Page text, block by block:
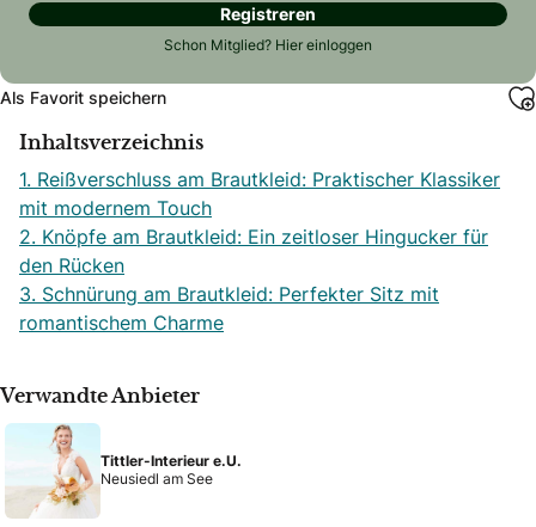
Registreren
Schon Mitglied? Hier einloggen
Als Favorit speichern
Inhaltsverzeichnis
1. Reißverschluss am Brautkleid: Praktischer Klassiker
mit modernem Touch
2. Knöpfe am Brautkleid: Ein zeitloser Hingucker für
den Rücken
3. Schnürung am Brautkleid: Perfekter Sitz mit
romantischem Charme
Verwandte Anbieter
Tittler-Interieur e.U.
Neusiedl am See